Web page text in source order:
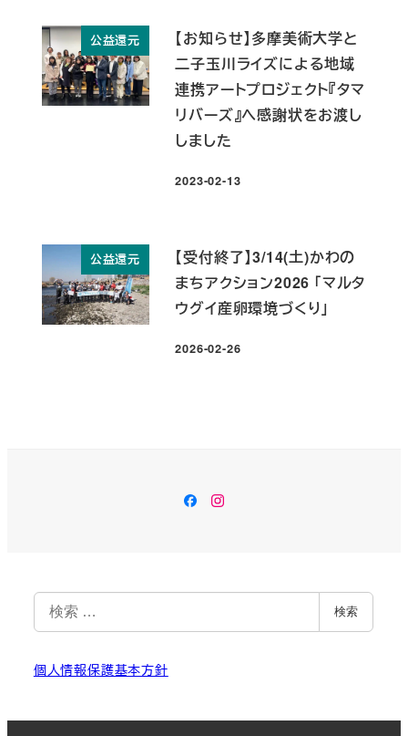
公益還元
【お知らせ】多摩美術大学と
二子玉川ライズによる地域
連携アートプロジェクト『タマ
リバーズ』へ感謝状をお渡し
しました
投稿日
2023-02-13
公益還元
【受付終了】3/14(土)かわの
まちアクション2026 「マルタ
ウグイ産卵環境づくり」
投稿日
2026-02-26
Facebook
Instagram
検
索
検索
個人情報保護基本方針